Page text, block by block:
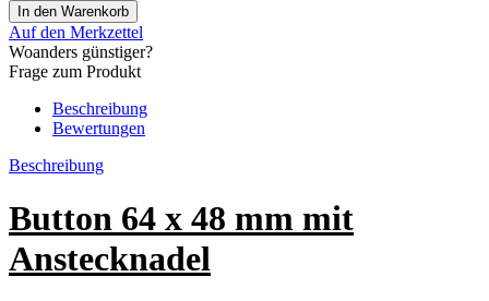
Auf den Merkzettel
Woanders günstiger?
Frage zum Produkt
Beschreibung
Bewertungen
Beschreibung
Button 64 x 48 mm mit
Anstecknadel